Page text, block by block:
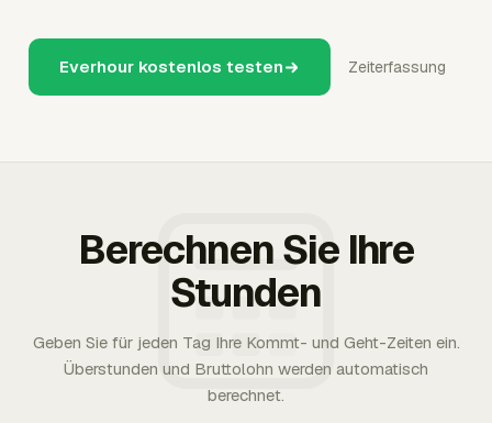
Everhour kostenlos testen Zeiterfassung
Berechnen Sie Ihre
Stunden
Geben Sie für jeden Tag Ihre Kommt- und Geht-Zeiten ein.
Überstunden und Bruttolohn werden automatisch
berechnet.